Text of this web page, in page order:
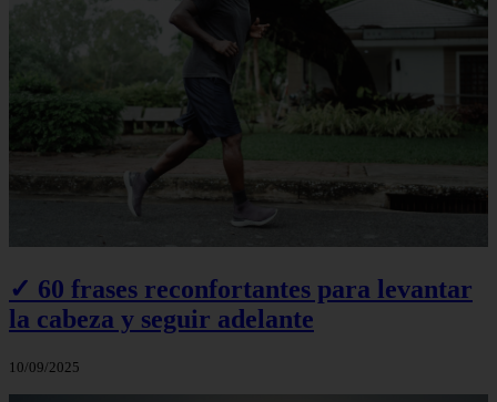
✓ 60 frases reconfortantes para levantar
la cabeza y seguir adelante
10/09/2025